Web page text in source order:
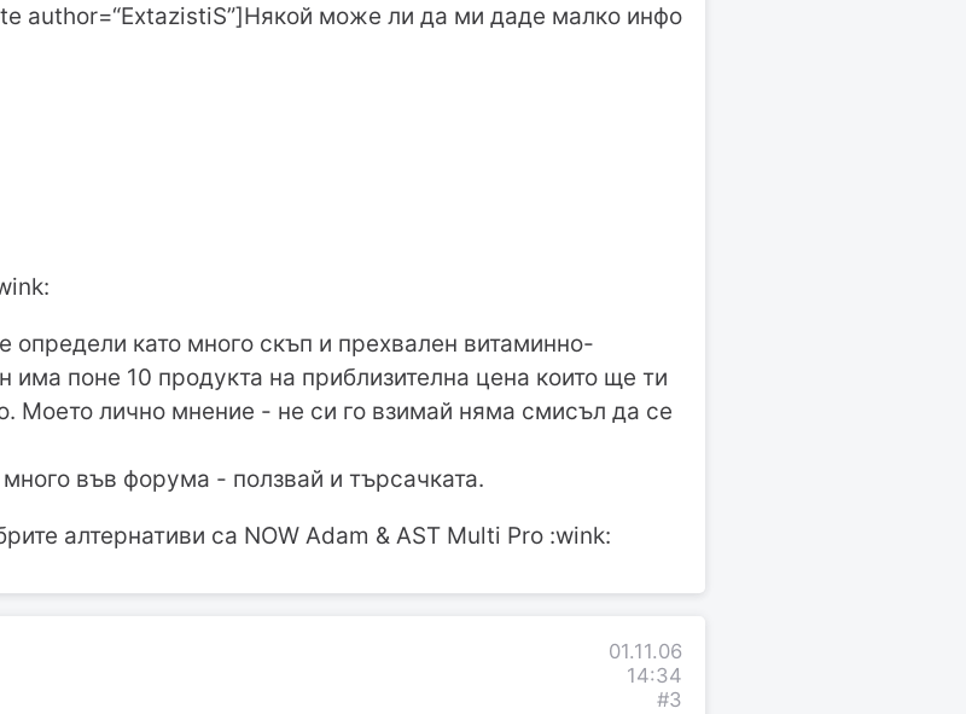
author=“ExtazistiS”]Някой може ли да ми даде малко инфо
като много скъп и прехвален витаминно-
поне 10 продукта на приблизителна цена които ще ти
Моето лично мнение - не си го взимай няма смисъл да се
във форума - ползвай и търсачката.
алтернативи са NOW Adam & AST Multi Pro :wink:
01.11.06
14:34
#3